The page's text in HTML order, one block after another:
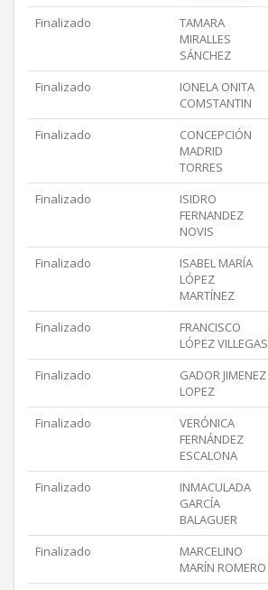
Finalizado
TAMARA
MIRALLES
SÁNCHEZ
Finalizado
IONELA ONITA
COMSTANTIN
Finalizado
CONCEPCIÓN
MADRID
TORRES
Finalizado
ISIDRO
FERNANDEZ
NOVIS
Finalizado
ISABEL MARÍA
LÓPEZ
MARTÍNEZ
Finalizado
FRANCISCO
LÓPEZ VILLEGAS
Finalizado
GADOR JIMENEZ
LOPEZ
Finalizado
VERÓNICA
FERNÁNDEZ
ESCALONA
Finalizado
INMACULADA
GARCÍA
BALAGUER
Finalizado
MARCELINO
MARÍN ROMERO